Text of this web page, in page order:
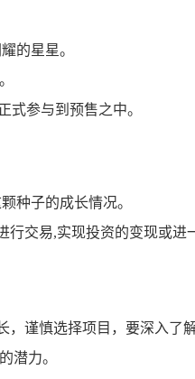
的星星。
式参与到预售之中。
种子的成长情况。
交易,实现投资的变现或进
谨慎选择项目，要深入了
潜力。